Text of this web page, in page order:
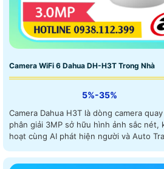
Camera WiFi 6 Dahua DH-H3T Trong Nhà
5%-35%
Camera Dahua H3T là dòng camera
phân giải 3MP sở hữu hình ảnh sắc nét,
hoạt cùng AI phát hiện người và Auto